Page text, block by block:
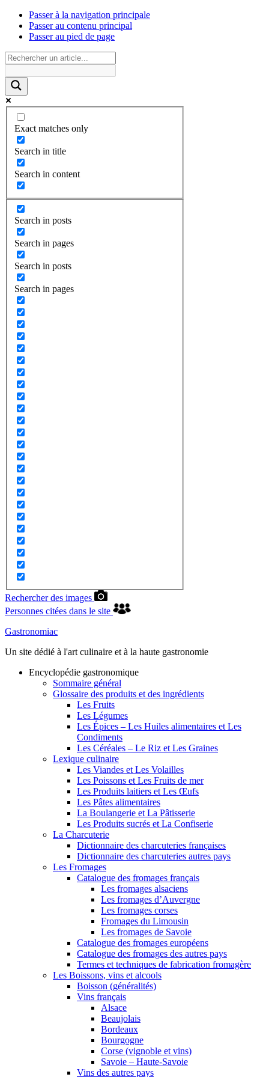
Passer à la navigation principale
Passer au contenu principal
Passer au pied de page
Exact matches only
Search in title
Search in content
Search in posts
Search in pages
Search in posts
Search in pages
Rechercher des images
Personnes citées dans le site
Gastronomiac
Un site dédié à l'art culinaire et à la haute gastronomie
Encyclopédie gastronomique
Sommaire général
Glossaire des produits et des ingrédients
Les Fruits
Les Légumes
Les Épices – Les Huiles alimentaires et Les
Condiments
Les Céréales – Le Riz et Les Graines
Lexique culinaire
Les Viandes et Les Volailles
Les Poissons et Les Fruits de mer
Les Produits laitiers et Les Œufs
Les Pâtes alimentaires
La Boulangerie et La Pâtisserie
Les Produits sucrés et La Confiserie
La Charcuterie
Dictionnaire des charcuteries françaises
Dictionnaire des charcuteries autres pays
Les Fromages
Catalogue des fromages français
Les fromages alsaciens
Les fromages d’Auvergne
Les fromages corses
Fromages du Limousin
Les fromages de Savoie
Catalogue des fromages européens
Catalogue des fromages des autres pays
Termes et techniques de fabrication fromagère
Les Boissons, vins et alcools
Boisson (généralités)
Vins français
Alsace
Beaujolais
Bordeaux
Bourgogne
Corse (vignoble et vins)
Savoie – Haute-Savoie
Vins des autres pays